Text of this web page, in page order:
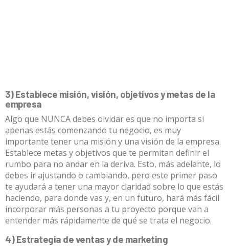
3) Establece misión, visión, objetivos y metas de la
empresa
Algo que NUNCA debes olvidar es que no importa si
apenas estás comenzando tu negocio, es muy
importante tener una misión y una visión de la empresa.
Establece metas y objetivos que te permitan definir el
rumbo para no andar en la deriva. Esto, más adelante, lo
debes ir ajustando o cambiando, pero este primer paso
te ayudará a tener una mayor claridad sobre lo que estás
haciendo, para donde vas y, en un futuro, hará más fácil
incorporar más personas a tu proyecto porque van a
entender más rápidamente de qué se trata el negocio.
4) Estrategia de ventas y de marketing